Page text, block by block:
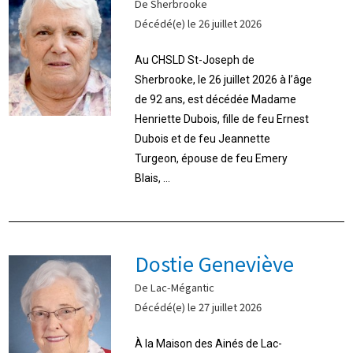
De Sherbrooke
Décédé(e) le 26 juillet 2026
Au CHSLD St-Joseph de
Sherbrooke, le 26 juillet 2026 à l’âge
de 92 ans, est décédée Madame
Henriette Dubois, fille de feu Ernest
Dubois et de feu Jeannette
Turgeon, épouse de feu Emery
Blais, ...
Dostie Geneviève
De Lac-Mégantic
Décédé(e) le 27 juillet 2026
À la Maison des Ainés de Lac-